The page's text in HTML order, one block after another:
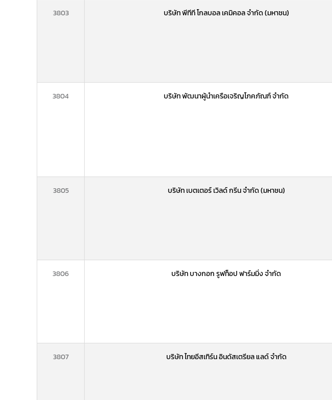
3803 บริษัท พีทีที โกลบอล เคมิคอล จำกัด (มหาชน)
3804 บริษัท พัฒนาผู้นำเครือเจริญโภคภัณฑ์ จำกัด
3805 บริษัท เบตเตอร์ เวิลด์ กรีน จำกัด (มหาชน)
3806 บริษัท บางกอก รูฟท็อป ฟาร์มมิ่ง จำกัด
3807 บริษัท ไทยอีสเทิร์น อินดัสเตรียล แลด์ จำกัด